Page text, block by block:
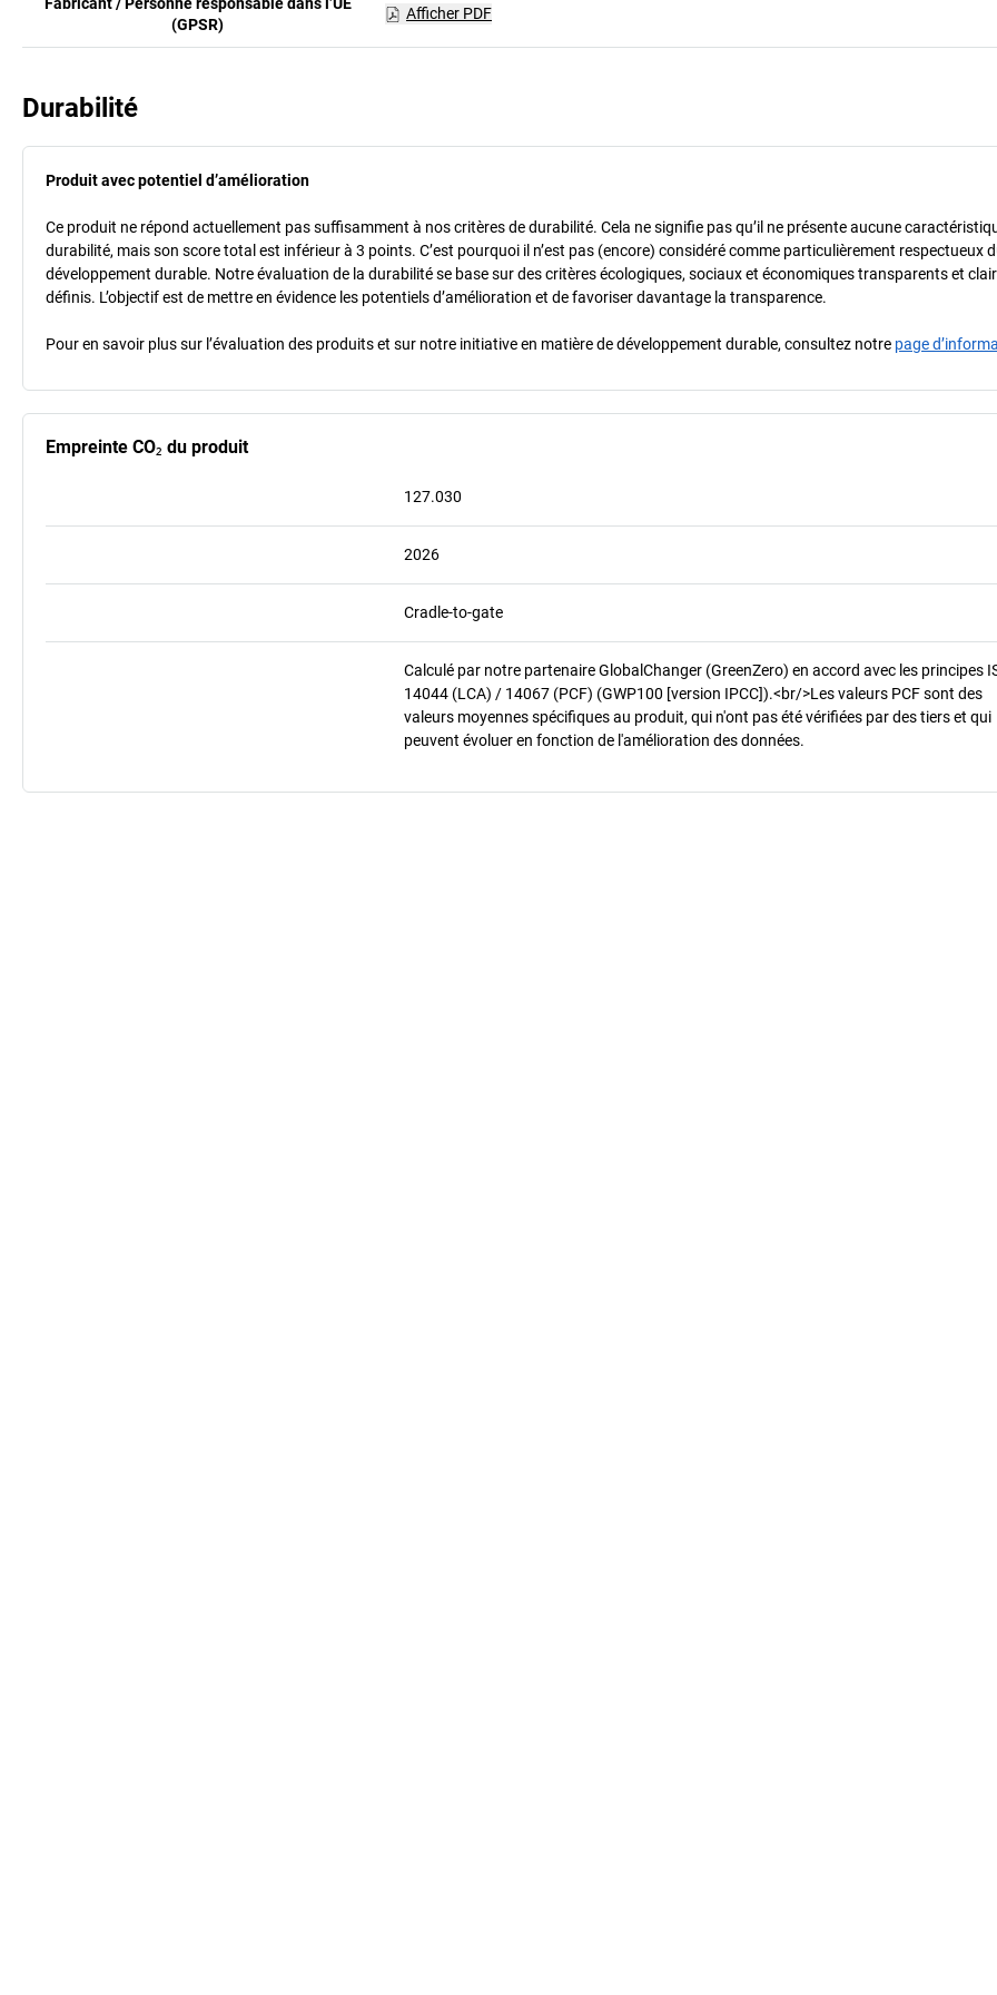
(GPSR)
Afficher PDF
Durabilité
Produit avec potentiel d’amélioration
Ce produit ne répond actuellement pas suffisamment à nos critères de durabilité. Cela ne signifie pas qu’il ne présente aucune
durabilité, mais son score total est inférieur à 3 points. C’est pourquoi il n’est pas (encore) considéré comme particulièrement respectueux
développement durable. Notre évaluation de la durabilité se base sur des critères écologiques, sociaux et économiques transparents et
définis. L’objectif est de mettre en évidence les potentiels d’amélioration et de favoriser davantage la transparence.
Pour en savoir plus sur l’évaluation des produits et sur notre initiative en matière de développement durable, consultez notre page
Empreinte CO₂ du produit
127.030
2026
Cradle-to-gate
Calculé par notre partenaire GlobalChanger (GreenZero) en accord avec les principes
14044 (LCA) / 14067 (PCF) (GWP100 [version IPCC]).<br/>Les valeurs PCF sont des
valeurs moyennes spécifiques au produit, qui n'ont pas été vérifiées par des tiers et qui
peuvent évoluer en fonction de l'amélioration des données.